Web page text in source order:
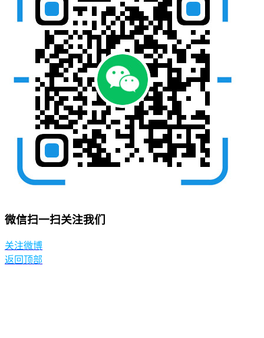
微信扫一扫关注我们
关注微博
返回顶部